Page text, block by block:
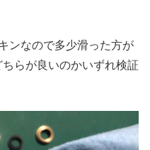
ンなので多少滑った方が
らが良いのかいずれ検証